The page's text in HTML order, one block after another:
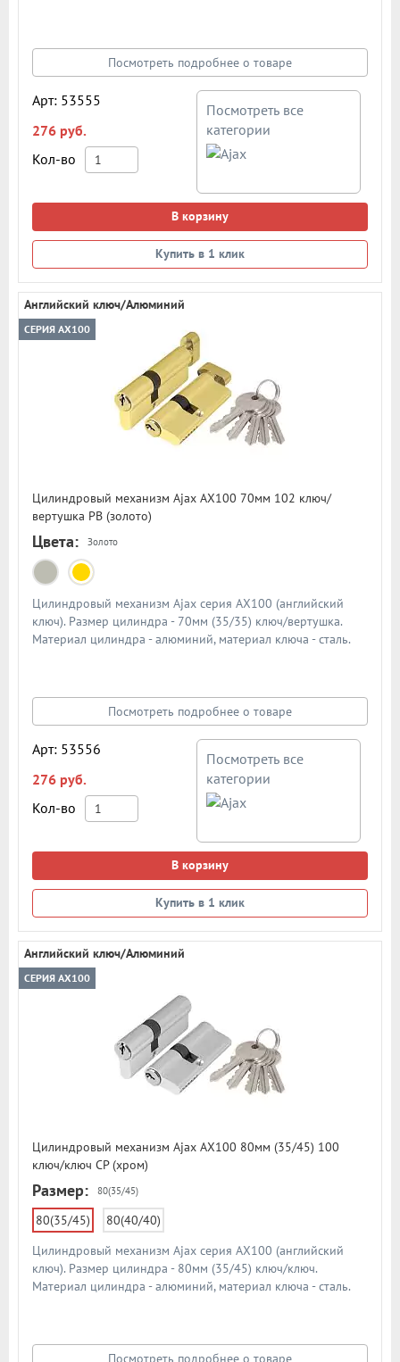
Посмотреть подробнее о товаре
Арт: 53555
276 руб.
Кол-во
Посмотреть все
категории
В корзину
Купить в 1 клик
Английский ключ/Алюминий
СЕРИЯ AX100
Цилиндровый механизм Ajax AX100 70мм 102 ключ/
вертушка PB (золото)
Цвета: Золото
Цилиндровый механизм Ajax серия AX100 (английский
ключ). Размер цилиндра - 70мм (35/35) ключ/вертушка.
Материал цилиндра - алюминий, материал ключа - сталь.
Посмотреть подробнее о товаре
Арт: 53556
276 руб.
Кол-во
Посмотреть все
категории
В корзину
Купить в 1 клик
Английский ключ/Алюминий
СЕРИЯ AX100
Цилиндровый механизм Ajax AX100 80мм (35/45) 100
ключ/ключ CP (хром)
Размер: 80(35/45)
80(35/45)
80(40/40)
Цилиндровый механизм Ajax серия AX100 (английский
ключ). Размер цилиндра - 80мм (35/45) ключ/ключ.
Материал цилиндра - алюминий, материал ключа - сталь.
Посмотреть подробнее о товаре